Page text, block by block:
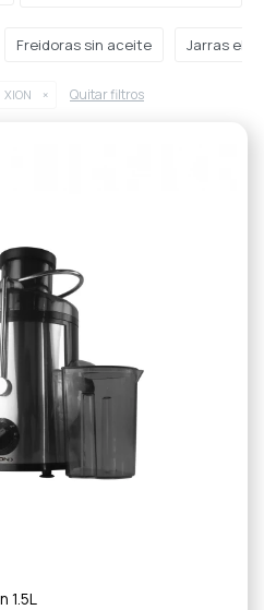
Freidoras sin aceite Jarras
XION Quitar filtros
1.5L